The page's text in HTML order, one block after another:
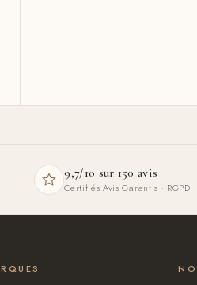
9,7/10 sur 150 avis
Certifiés Avis Garantis · RGPD